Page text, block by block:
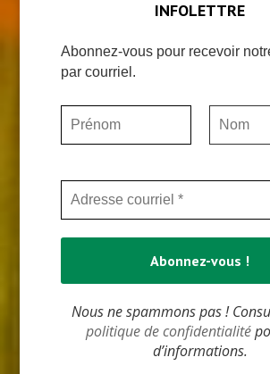
INFOLETTRE
Abonnez-vous pour recevoir
par courriel.
Nous ne spammons pas !
politique de confidentialité
d’informations.